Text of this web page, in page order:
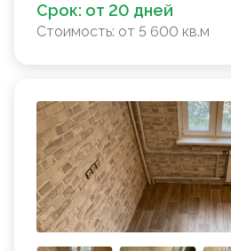
Срок: от 20 дней
Стоимость: от 5 600 кв.м